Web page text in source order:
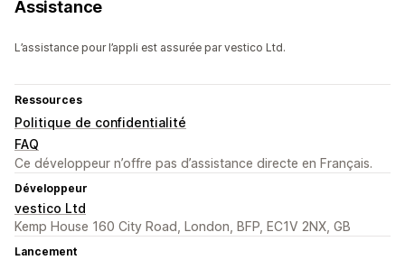
Assistance
L’assistance pour l’appli est assurée par vestico Ltd.
Ressources
Politique de confidentialité
FAQ
Ce développeur n’offre pas d’assistance directe en Français.
Développeur
vestico Ltd
Kemp House 160 City Road, London, BFP, EC1V 2NX, GB
Lancement